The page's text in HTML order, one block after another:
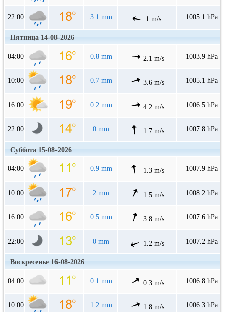
22:00 3.1 mm 1 m/s 1005.1 hPa
Пятница 14-08-2026
04:00 0.8 mm 2.1 m/s 1003.9 hPa
10:00 0.7 mm 3.6 m/s 1005.1 hPa
16:00 0.2 mm 4.2 m/s 1006.5 hPa
22:00 0 mm 1.7 m/s 1007.8 hPa
Суббота 15-08-2026
04:00 0.9 mm 1.3 m/s 1007.9 hPa
10:00 2 mm 1.5 m/s 1008.2 hPa
16:00 0.5 mm 3.8 m/s 1007.6 hPa
22:00 0 mm 1.2 m/s 1007.2 hPa
Воскресенье 16-08-2026
04:00 0.1 mm 0.3 m/s 1006.8 hPa
10:00 1.2 mm 1.8 m/s 1006.3 hPa